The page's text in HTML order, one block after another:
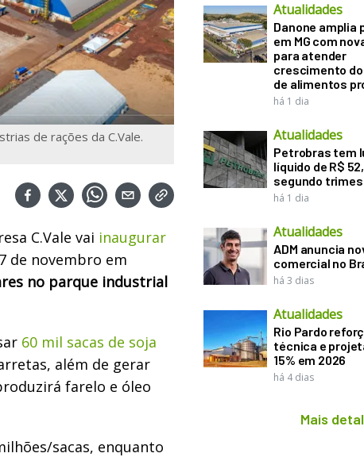
de rações da C.Vale.
C.Vale vai inaugurar
de novembro em
no parque industrial
60 mil sacas de soja
além de gerar
farelo e óleo
sacas, enquanto
Atualidades
Danone amplia
em MG com
para atender
crescimento
de alimentos
há 1 dia
Atualidades
Petrobras tem
líquido de R$
segundo
há 1 dia
Atualidades
ADM anuncia
comercial no
há 3 dias
Atualidades
Rio Pardo
técnica e
15% em 2026
há 4 dias
Mais